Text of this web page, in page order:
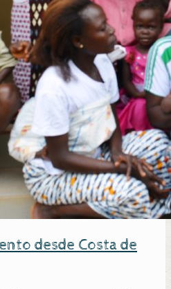
desde Costa de